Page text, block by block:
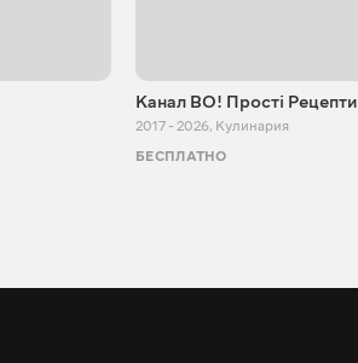
Канал ВО! Прості Рецепти
2017 - 2026, Кулинария
БЕСПЛАТНО